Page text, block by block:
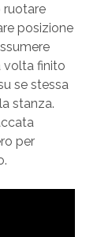
ruotare
posizione
volta finito
se stessa
stanza.
per